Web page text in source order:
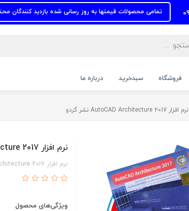
تمامی محصولات قیمتها به روز رسانی شده بازدید کنندگان محترم می
فروشگاه سبدخرید درباره ما
نرم افزار AutoCAD Architecture 2017 نشر گردو
نرم افزار AutoCAD Architecture 2017 نشر گردو
نرم افزار AutoCAD Architecture 2017 نشر گردو
ویژگی‌های محصول